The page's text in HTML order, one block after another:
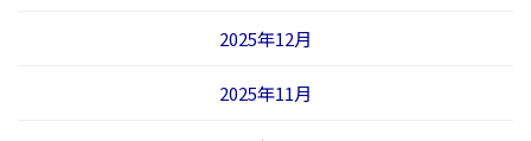
2025年12月
2025年11月